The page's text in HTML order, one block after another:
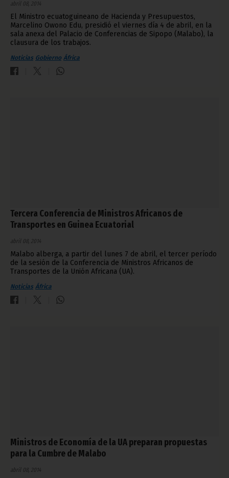
abril 08, 2014
El Ministro ecuatoguineano de Hacienda y Presupuestos,
Marcelino Owono Edu, presidió el viernes día 4 de abril, en la
sala anexa del Palacio de Conferencias de Sipopo (Malabo), la
clausura de los trabajos.
Noticias Gobierno África
Tercera Conferencia de Ministros Africanos de
Transportes en Guinea Ecuatorial
abril 08, 2014
Malabo alberga, a partir del lunes 7 de abril, el tercer período
de la sesión de la Conferencia de Ministros Africanos de
Transportes de la Unión Africana (UA).
Noticias África
Ministros de Economía de la UA preparan propuestas
para la Cumbre de Malabo
abril 08, 2014